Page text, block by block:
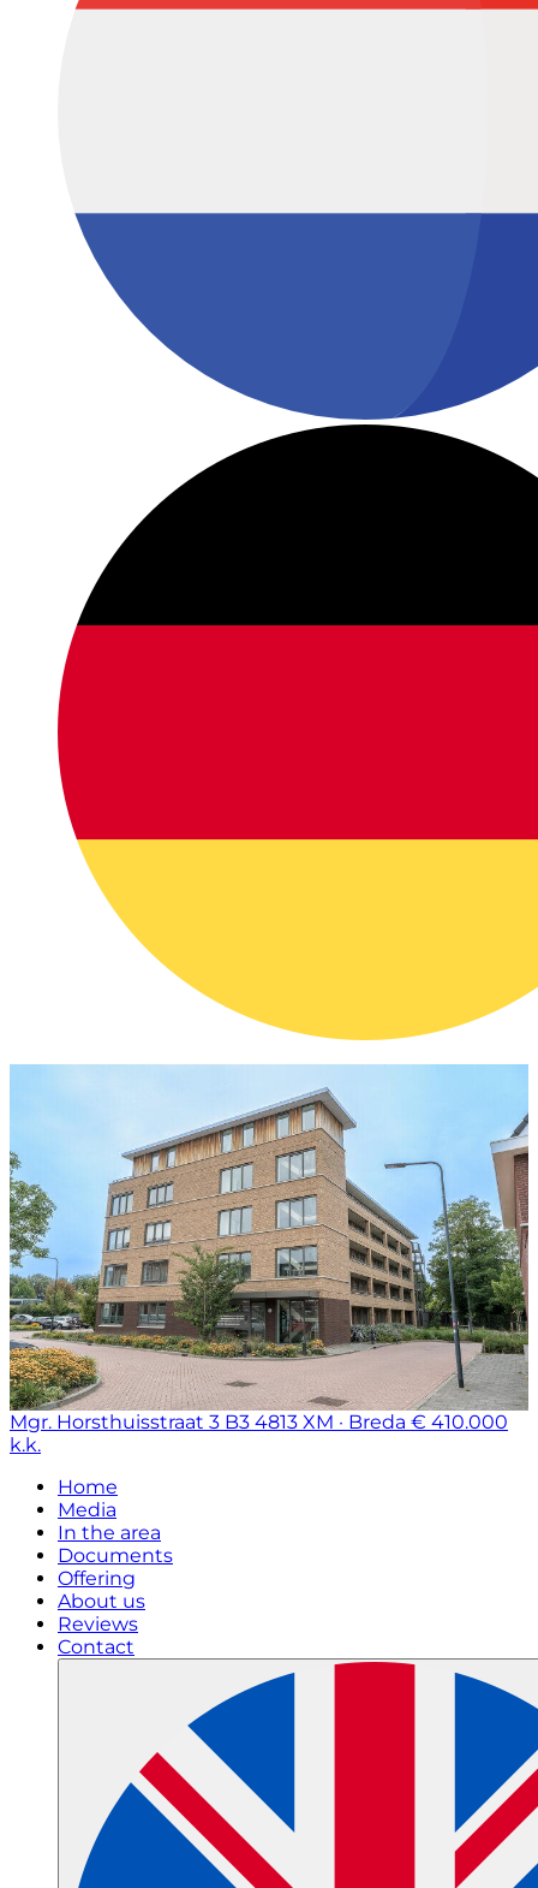
Mgr. Horsthuisstraat 3 B3 4813 XM · Breda € 410.000
k.k.
Home
Media
In the area
Documents
Offering
About us
Reviews
Contact